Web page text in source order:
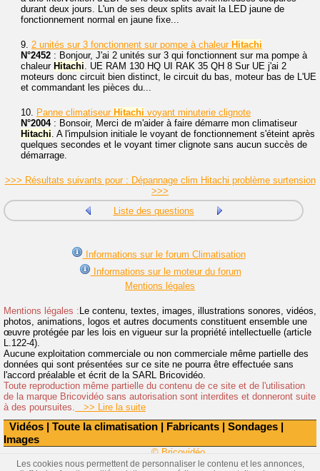
Vidéos | Toute la climatisation | Fabricants | Sondages |
Images
durant deux jours. L'un de ses deux splits avait la LED jaune de
fonctionnement normal en jaune fixe...
9. 2 unités sur 3 fonctionnent sur pompe à chaleur Hitachi
N°2452 : Bonjour, J'ai 2 unités sur 3 qui fonctionnent sur ma pompe à
chaleur Hitachi. UE RAM 130 HQ UI RAK 35 QH 8 Sur UE j'ai 2
moteurs donc circuit bien distinct, le circuit du bas, moteur bas de L'UE
et commandant les pièces du...
10. Panne climatiseur Hitachi voyant minuterie clignote
N°2004: Bonsoir, Merci de m'aider à faire démarre mon climatiseur
Hitachi. A l'impulsion initiale le voyant de fonctionnement s'éteint après
quelques secondes et le voyant timer clignote sans aucun succès de
démarrage.
>>> Résultats suivants pour : Dépannage clim Hitachi problème surtension
>>>
Liste des questions
Informations sur le forum Climatisation
Informations sur le moteur du forum
Mentions légales
Mentions légales : Le contenu, textes, images, illustrations sonores, vidéos,
photos, animations, logos et autres documents constituent ensemble une
œuvre protégée par les lois en vigueur sur la propriété intellectuelle (article
L.122-4).
Aucune exploitation commerciale ou non commerciale même partielle des
données qui sont présentées sur ce site ne pourra être effectuée sans
l'accord préalable et écrit de la SARL Bricovidéo.
Toute reproduction même partielle du contenu de ce site et de l'utilisation
de la marque Bricovidéo sans autorisation sont interdites et donneront suite
à des poursuites. >> Lire la suite
© Bricovidéo
Les cookies nous permettent de personnaliser le contenu et les annonces,